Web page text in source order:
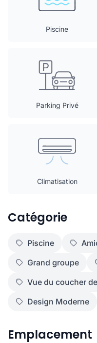
Piscine
Parking Privé
Climatisation
Catégorie
Piscine
Grand groupe
Vue du coucher
Design Moderne
Emplacement